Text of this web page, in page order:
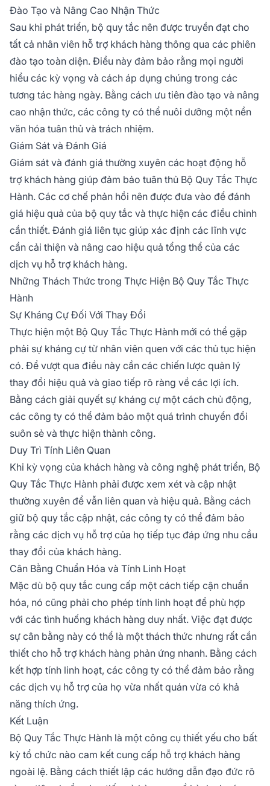
Đào Tạo và Nâng Cao Nhận Thức
Sau khi phát triển, bộ quy tắc nên được truyền đạt cho
tất cả nhân viên hỗ trợ khách hàng thông qua các phiên
đào tạo toàn diện. Điều này đảm bảo rằng mọi người
hiểu các kỳ vọng và cách áp dụng chúng trong các
tương tác hàng ngày. Bằng cách ưu tiên đào tạo và nâng
cao nhận thức, các công ty có thể nuôi dưỡng một nền
văn hóa tuân thủ và trách nhiệm.
Giám Sát và Đánh Giá
Giám sát và đánh giá thường xuyên các hoạt động hỗ
trợ khách hàng giúp đảm bảo tuân thủ Bộ Quy Tắc Thực
Hành. Các cơ chế phản hồi nên được đưa vào để đánh
giá hiệu quả của bộ quy tắc và thực hiện các điều chỉnh
cần thiết. Đánh giá liên tục giúp xác định các lĩnh vực
cần cải thiện và nâng cao hiệu quả tổng thể của các
dịch vụ hỗ trợ khách hàng.
Những Thách Thức trong Thực Hiện Bộ Quy Tắc Thực
Hành
Sự Kháng Cự Đối Với Thay Đổi
Thực hiện một Bộ Quy Tắc Thực Hành mới có thể gặp
phải sự kháng cự từ nhân viên quen với các thủ tục hiện
có. Để vượt qua điều này cần các chiến lược quản lý
thay đổi hiệu quả và giao tiếp rõ ràng về các lợi ích.
Bằng cách giải quyết sự kháng cự một cách chủ động,
các công ty có thể đảm bảo một quá trình chuyển đổi
suôn sẻ và thực hiện thành công.
Duy Trì Tính Liên Quan
Khi kỳ vọng của khách hàng và công nghệ phát triển, Bộ
Quy Tắc Thực Hành phải được xem xét và cập nhật
thường xuyên để vẫn liên quan và hiệu quả. Bằng cách
giữ bộ quy tắc cập nhật, các công ty có thể đảm bảo
rằng các dịch vụ hỗ trợ của họ tiếp tục đáp ứng nhu cầu
thay đổi của khách hàng.
Cân Bằng Chuẩn Hóa và Tính Linh Hoạt
Mặc dù bộ quy tắc cung cấp một cách tiếp cận chuẩn
hóa, nó cũng phải cho phép tính linh hoạt để phù hợp
với các tình huống khách hàng duy nhất. Việc đạt được
sự cân bằng này có thể là một thách thức nhưng rất cần
thiết cho hỗ trợ khách hàng phản ứng nhanh. Bằng cách
kết hợp tính linh hoạt, các công ty có thể đảm bảo rằng
các dịch vụ hỗ trợ của họ vừa nhất quán vừa có khả
năng thích ứng.
Kết Luận
Bộ Quy Tắc Thực Hành là một công cụ thiết yếu cho bất
kỳ tổ chức nào cam kết cung cấp hỗ trợ khách hàng
ngoài lệ. Bằng cách thiết lập các hướng dẫn đạo đức rõ